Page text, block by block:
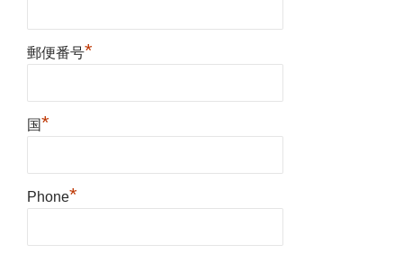
郵便番号*
国*
Phone*